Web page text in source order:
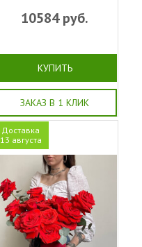
10584руб.
КУПИТЬ
ЗАКАЗ В 1 КЛИК
Доставка
13 августа